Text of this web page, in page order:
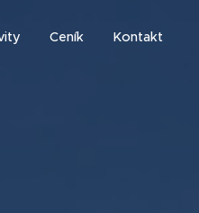
Ceník Kontakt